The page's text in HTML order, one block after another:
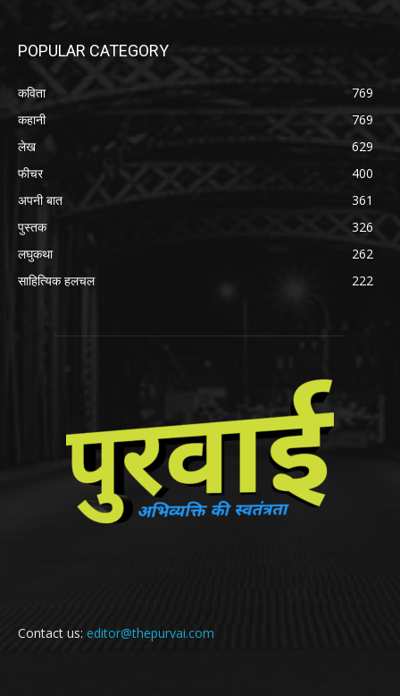
POPULAR CATEGORY
कविता
769
कहानी
769
लेख
629
फीचर
400
अपनी बात
361
पुस्तक
326
लघुकथा
262
साहित्यिक हलचल
222
Contact us: editor@thepurvai.com